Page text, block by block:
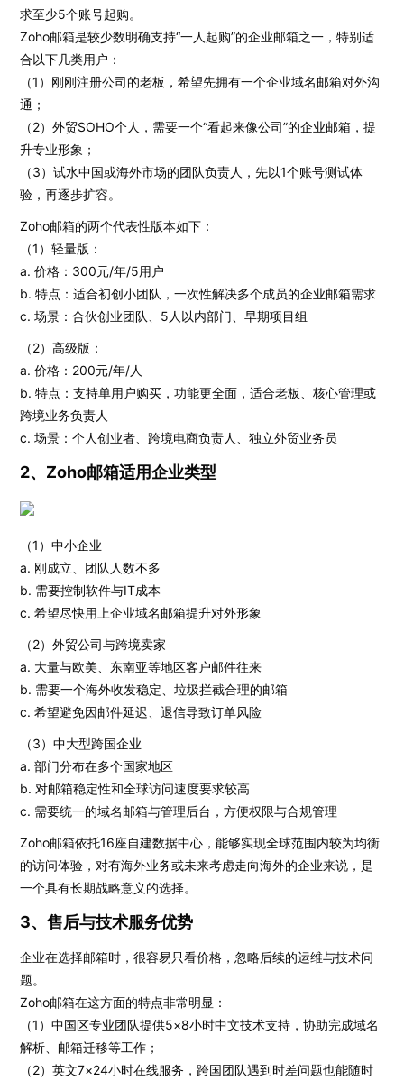
求至少5个账号起购。
Zoho邮箱是较少数明确支持“一人起购”的企业邮箱之一，特别适
合以下几类用户：
（1）刚刚注册公司的老板，希望先拥有一个企业域名邮箱对外沟
通；
（2）外贸SOHO个人，需要一个“看起来像公司”的企业邮箱，提
升专业形象；
（3）试水中国或海外市场的团队负责人，先以1个账号测试体
验，再逐步扩容。
Zoho邮箱的两个代表性版本如下：
（1）轻量版：
a. 价格：300元/年/5用户
b. 特点：适合初创小团队，一次性解决多个成员的企业邮箱需求
c. 场景：合伙创业团队、5人以内部门、早期项目组
（2）高级版：
a. 价格：200元/年/人
b. 特点：支持单用户购买，功能更全面，适合老板、核心管理或
跨境业务负责人
c. 场景：个人创业者、跨境电商负责人、独立外贸业务员
2、Zoho邮箱适用企业类型
（1）中小企业
a. 刚成立、团队人数不多
b. 需要控制软件与IT成本
c. 希望尽快用上企业域名邮箱提升对外形象
（2）外贸公司与跨境卖家
a. 大量与欧美、东南亚等地区客户邮件往来
b. 需要一个海外收发稳定、垃圾拦截合理的邮箱
c. 希望避免因邮件延迟、退信导致订单风险
（3）中大型跨国企业
a. 部门分布在多个国家地区
b. 对邮箱稳定性和全球访问速度要求较高
c. 需要统一的域名邮箱与管理后台，方便权限与合规管理
Zoho邮箱依托16座自建数据中心，能够实现全球范围内较为均衡
的访问体验，对有海外业务或未来考虑走向海外的企业来说，是
一个具有长期战略意义的选择。
3、售后与技术服务优势
企业在选择邮箱时，很容易只看价格，忽略后续的运维与技术问
题。
Zoho邮箱在这方面的特点非常明显：
（1）中国区专业团队提供5×8小时中文技术支持，协助完成域名
解析、邮箱迁移等工作；
（2）英文7×24小时在线服务，跨国团队遇到时差问题也能随时